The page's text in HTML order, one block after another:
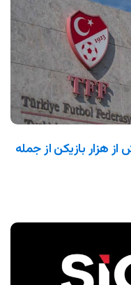
هزار بازیکن از جمله